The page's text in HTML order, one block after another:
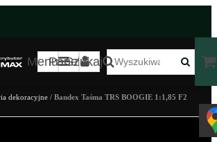
MenuPanelSzukaj
dekoracyjne / Bandex Taśma TRS BOOGIE 1:1,85 F2